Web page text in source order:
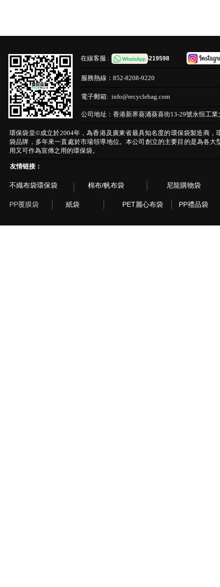
在線客服 :65219598
服務熱線： 852-8208-9220
電子郵箱: info@recyclebag.com
公司地址： 香港新界葵涌葵喜街13-29號永恒工業
環保袋皇©成立於2004年，為香港及廣東省最具知名度的環保袋製造商
袋品牌，多年來一直處於市場領導地位。本公司創立的主要目的是為各大
用又可作為宣傳之用的環保袋。
友情链接：
不織布袋環保袋 棉布/帆布袋 尼龍購物袋
PP覆膜袋 紙袋 PET麗心布袋 PP禮品袋